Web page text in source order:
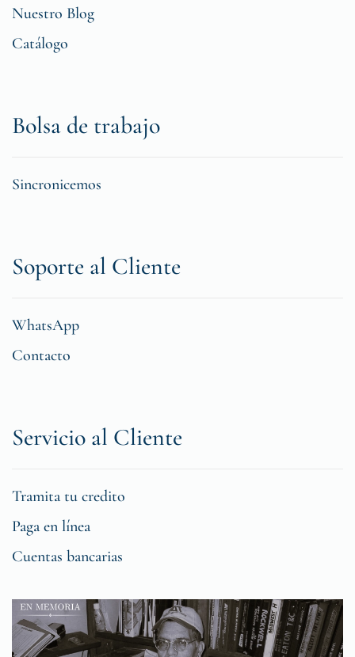
Nuestro Blog
Catálogo
Bolsa de trabajo
Sincronicemos
Soporte al Cliente
WhatsApp
Contacto
Servicio al Cliente
Tramita tu credito
Paga en línea
Cuentas bancarias